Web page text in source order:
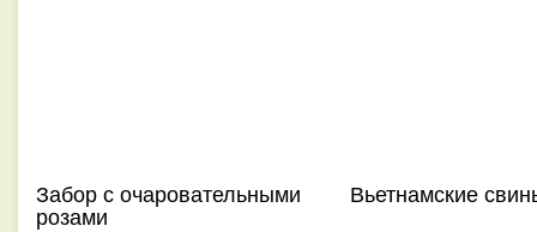
Забор с очаровательными
розами
Вьетнамские